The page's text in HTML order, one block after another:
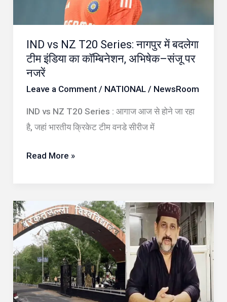
IND vs NZ T20 Series: नागपुर में बदलेगा
टीम इंडिया का कॉम्बिनेशन, अभिषेक–संजू पर
नजरें
Leave a Comment / NATIONAL/ NewsRoom
IND vs NZ T20 Series : आगाज आज से होने जा रहा
है, जहां भारतीय क्रिकेट टीम वनडे सीरीज में
टीम
इंडिया
का
कॉम्बिनेशन,
अभिषेक–
संजू
नजरें
Read More »
BU
में
फाइल
चोरी
का
बड़ा